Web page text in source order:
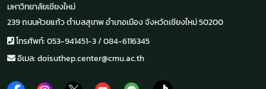
มหาวิทยาลัยเชียงใหม่
239 ถนนห้วยแก้ว ตำบลสุเทพ อำเภอเมือง จังหวัดเชียงใหม่ 50200
โทรศัพท์: 053-941451-3 / 084-6116345
อีเมล: doisuthep.center@cmu.ac.th